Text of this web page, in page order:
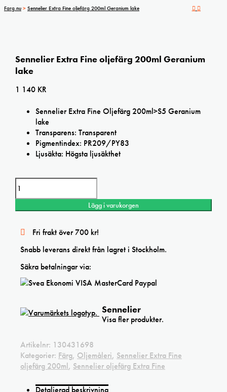
Farg.nu > Sennelier Extra Fine oljefärg 200ml Geranium lake
Sennelier Extra Fine oljefärg 200ml Geranium
lake
1 140 KR
Sennelier Extra Fine Oljefärg 200ml>S5 Geranium
lake
Transparens: Transparent
Pigmentindex: PR209/PY83
Ljusäkta: Högsta ljusäkthet
Lägg i varukorgen
Fri frakt över 700 kr!
Snabb leverans direkt från lagret i Stockholm.
Säkra betalningar via:
Sennelier
Visa fler produkter.
Artikelnr: 130431698
Kategorier: Färg, Oljemåleri, Sennelier Extra Fine
oljefärg 200ml, Sennelier oljefärg Extra Fine
Detaljerad beskrivning